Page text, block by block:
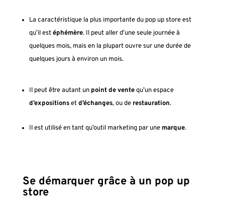
La caractéristique la plus importante du pop up store est
qu’il estéphémère. Il peut aller d’une seule journée à
quelques mois, mais en la plupart ouvre sur une durée de
quelques jours à environ un mois.
Il peut être autant unpoint de ventequ’un espace
d’expositionsetd’échanges, ou de restauration.
Il est utilisé en tant qu’outil marketing par une marque.
Se démarquer grâce à un pop up
store